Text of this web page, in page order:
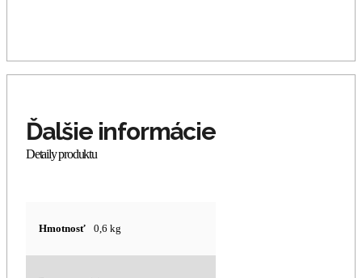
Hmotnosť 0,6 kg